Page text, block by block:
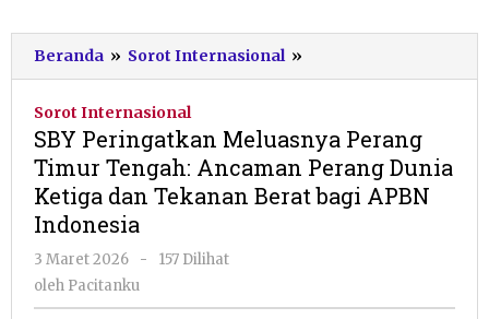
Beranda » Sorot Internasional »
Peringatkan
Timur
Tengah:
Ancaman
Tekanan
Sorot Internasional
SBY Peringatkan Meluasnya Perang
Timur Tengah: Ancaman Perang Dunia
Ketiga dan Tekanan Berat bagi APBN
Indonesia
3 Maret 2026
oleh
Pacitanku
-
157 Dilihat
oleh Pacitanku